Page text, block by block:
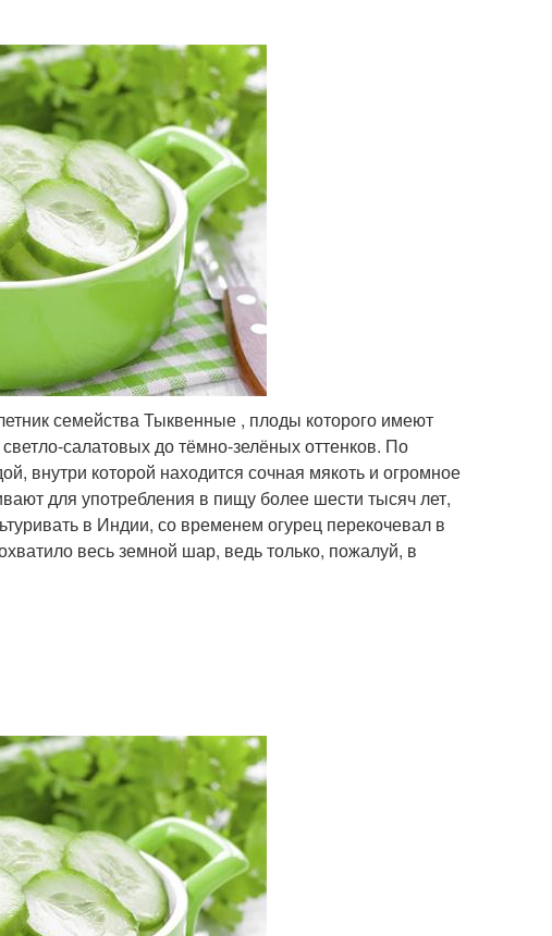
семейства Тыквенные , плоды которого имеют
салатовых до тёмно-зелёных оттенков. По
внутри которой находится сочная мякоть и огромное
для употребления в пищу более шести тысяч лет,
в Индии, со временем огурец перекочевал в
весь земной шар, ведь только, пожалуй, в